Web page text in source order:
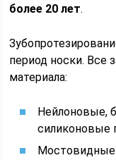
более 20 лет.
период носки. Все
материала:
Нейлоновые,
силиконовые
Мостовидные